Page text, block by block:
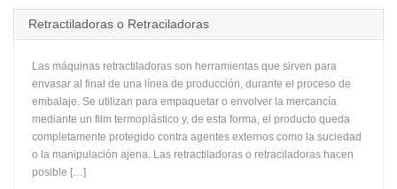
Retractiladoras o Retraciladoras
Las máquinas retractiladoras son herramientas que sirven para
envasar al final de una línea de producción, durante el proceso de
embalaje. Se utilizan para empaquetar o envolver la mercancía
mediante un film termoplástico y, de esta forma, el producto queda
completamente protegido contra agentes externos como la suciedad
o la manipulación ajena. Las retractiladoras o retraciladoras hacen
posible […]